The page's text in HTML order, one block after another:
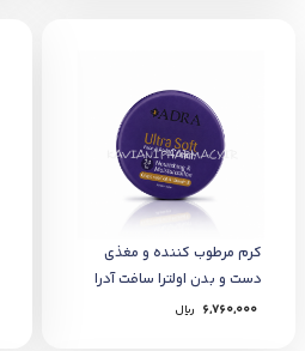
کرم مرطوب کننده و مغذی
دست و بدن اولترا سافت آدرا
200میل
6,760,000 ﷼